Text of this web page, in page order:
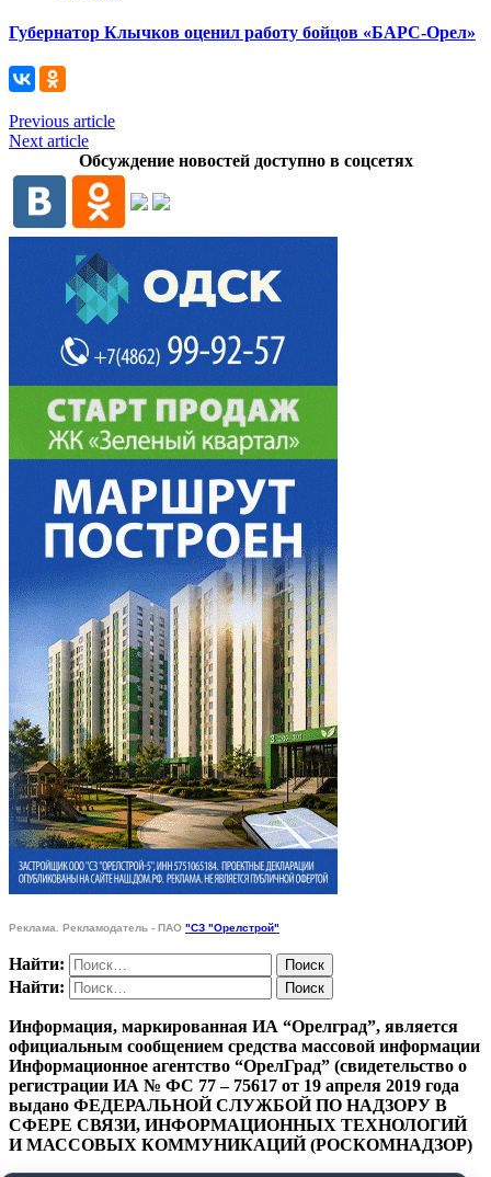
Губернатор Клычков оценил работу бойцов «БАРС-Орел»
Previous article
Next article
Обсуждение новостей доступно в соцсетях
Реклама. Рекламодатель - ПАО "СЗ "Орелстрой"
Найти:
Найти:
Информация, маркированная ИА “Орелград”, является
официальным сообщением средства массовой информации
Информационное агентство “ОрелГрад” (свидетельство о
регистрации ИА № ФС 77 – 75617 от 19 апреля 2019 года
выдано ФЕДЕРАЛЬНОЙ СЛУЖБОЙ ПО НАДЗОРУ В
СФЕРЕ СВЯЗИ, ИНФОРМАЦИОННЫХ ТЕХНОЛОГИЙ
И МАССОВЫХ КОММУНИКАЦИЙ (РОСКОМНАДЗОР)